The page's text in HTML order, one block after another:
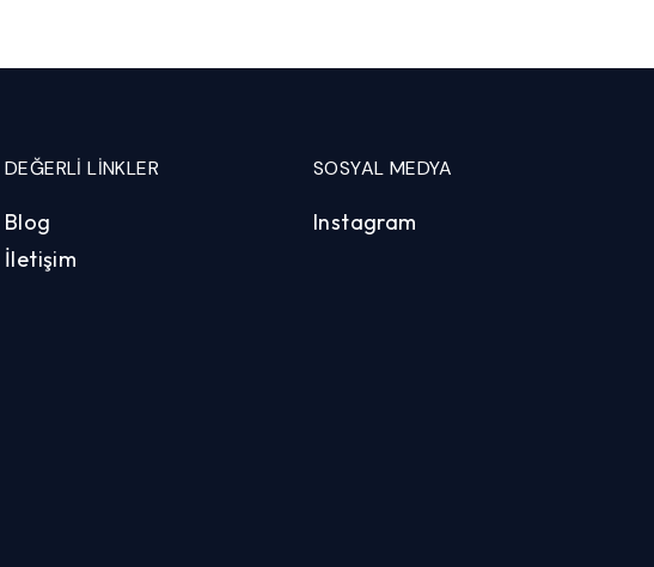
DEĞERLI LINKLER
Blog
İletişim
SOSYAL MEDYA
Instagram